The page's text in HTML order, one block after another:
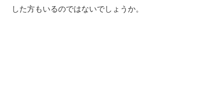
した方もいるのではないでしょうか。